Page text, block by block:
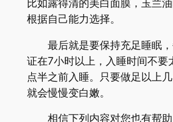
比如露得清的美白面膜，玉兰油
根据自己能力选择。
最后就是要保持充足睡眠，
证在7小时以上，入睡时间不要
点半之前入睡。只要做足以上
就会慢慢变白嫩。
相信下列内容对您也有帮助